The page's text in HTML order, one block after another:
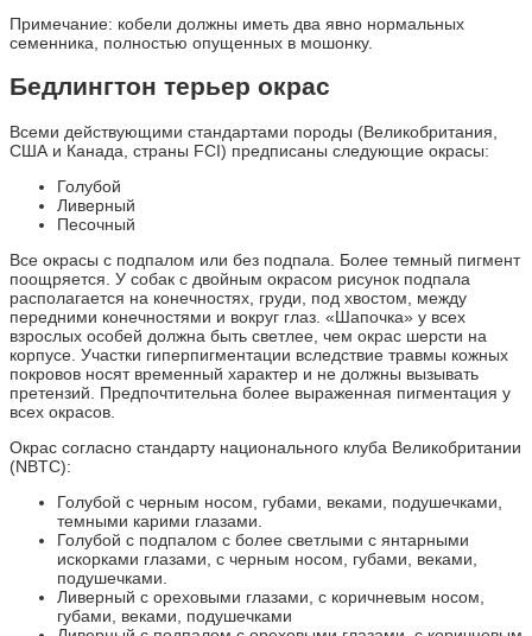
Примечание: кобели должны иметь два явно нормальных
семенника, полностью опущенных в мошонку.
Бедлингтон терьер окрас
Всеми действующими стандартами породы (Великобритания,
США и Канада, страны FCI) предписаны следующие окрасы:
Голубой
Ливерный
Песочный
Все окрасы с подпалом или без подпала. Более темный пигмент
поощряется. У собак с двойным окрасом рисунок подпала
располагается на конечностях, груди, под хвостом, между
передними конечностями и вокруг глаз. «Шапочка» у всех
взрослых особей должна быть светлее, чем окрас шерсти на
корпусе. Участки гиперпигментации вследствие травмы кожных
покровов носят временный характер и не должны вызывать
претензий. Предпочтительна более выраженная пигментация у
всех окрасов.
Окрас согласно стандарту национального клуба Великобритании
(NBTC):
Голубой с черным носом, губами, веками, подушечками,
темными карими глазами.
Голубой с подпалом с более светлыми с янтарными
искорками глазами, с черным носом, губами, веками,
подушечками.
Ливерный с ореховыми глазами, с коричневым носом,
губами, веками, подушечками